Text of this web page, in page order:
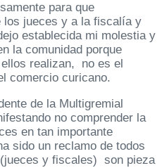
para que
los jueces y a la fiscalía y
establecida mi molestia y
la comunidad porque
realizan, no es el
comercio curicano.
de la Multigremial
no comprender la
en tan importante
sido un reclamo de todos
y fiscales) son pieza